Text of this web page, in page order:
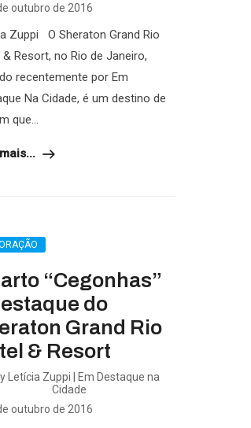
outubro de 2016
Zuppi O Sheraton Grand Rio
Resort, no Rio de Janeiro,
recentemente por Em
Na Cidade, é um destino de
que...
“Cegonhas”
do
Grand Rio
& Resort
Letícia Zuppi | Em Destaque na
Cidade
outubro de 2016